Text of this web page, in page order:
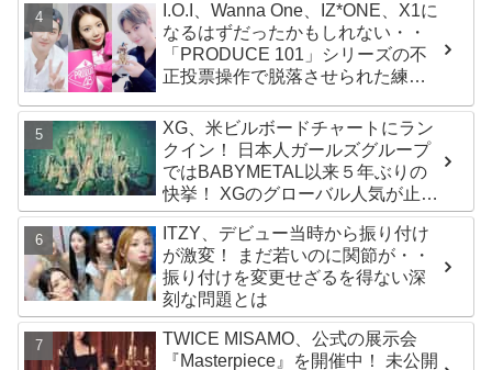
I.O.I、Wanna One、IZ*ONE、X1に
なるはずだったかもしれない・・
「PRODUCE 101」シリーズの不
正投票操作で脱落させられた練習
XG、米ビルボードチャートにラン
クイン！ 日本人ガールズグループ
ではBABYMETAL以来５年ぶりの
快挙！ XGのグローバル人気が止ま
らない…「コーチェラ2025」にも
日本人唯一の出演
ITZY、デビュー当時から振り付け
が激変！ まだ若いのに関節が・・
振り付けを変更せざるを得ない深
刻な問題とは
TWICE MISAMO、公式の展示会
『Masterpiece』を開催中！ 未公開